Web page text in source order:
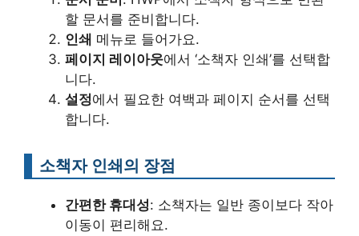
할 문서를 준비합니다.
인쇄 메뉴로 들어가요.
페이지 레이아웃에서 ‘소책자 인쇄’를 선택합
니다.
설정에서 필요한 여백과 페이지 순서를 선택
합니다.
소책자 인쇄의 장점
간편한 휴대성: 소책자는 일반 종이보다 작아
이동이 편리해요.